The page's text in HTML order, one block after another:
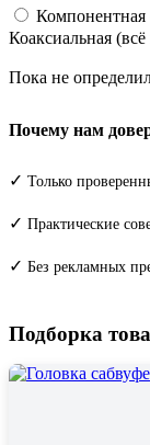
Коаксиальная
Пока не
Почему нам
✓ Только
✓ Практические
✓ Без рекламных
Подборка